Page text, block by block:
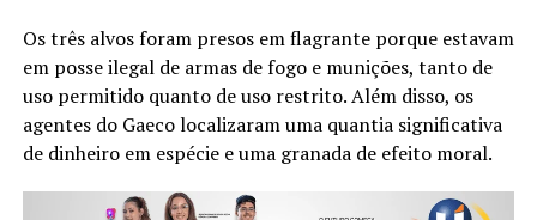
Os três alvos foram presos em flagrante porque estavam
em posse ilegal de armas de fogo e munições, tanto de
uso permitido quanto de uso restrito. Além disso, os
agentes do Gaeco localizaram uma quantia significativa
de dinheiro em espécie e uma granada de efeito moral.